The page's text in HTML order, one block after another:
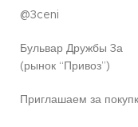
@3ceni
Бульвар Дружбы 3а
(рынок “Привоз”)
Приглашаем за